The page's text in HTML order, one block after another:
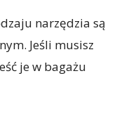
narzędzia są
Jeśli musisz
je w bagażu